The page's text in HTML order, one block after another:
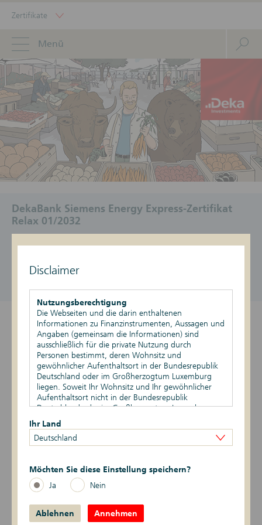
Disclaimer
Nutzungsberechtigung
Die Webseiten und die darin enthaltenen
Informationen zu Finanzinstrumenten, Aussagen und
Angaben (gemeinsam die Informationen) sind
ausschließlich für die private Nutzung durch
Personen bestimmt, deren Wohnsitz und
gewöhnlicher Aufenthaltsort in der Bundesrepublik
Deutschland oder im Großherzogtum Luxemburg
liegen. Soweit Ihr Wohnsitz und Ihr gewöhnlicher
Aufenthaltsort nicht in der Bundesrepublik
Deutschland oder im Großherzogtum Luxemburg
liegen, ist Ihnen die Nutzung dieser Webseiten nicht
gestattet. Durch die Nutzung dieser Webseiten
bestätigen Sie, dass Ihr Wohnsitz und gewöhnlicher
Vertriebsbeschränkungen
Die auf den Webseiten enthaltenen Informationen
dürfen nicht außerhalb der der Bundesrepublik
Deutschland und/oder dem Großherzogtum
Ihr Land
Deutschland
Möchten Sie diese Einstellung speichern?
Ja
Nein
Ablehnen Annehmen
Zertifikate
Menü
DekaBank Siemens Energy Express-Zertifikat
Relax 01/2032
DE000DK1G025
Stand vom 06.08.2026, 11:59 Uhr
Überblick
Produktdetails
Basiswert
Szenario-Rechner
Publikationen